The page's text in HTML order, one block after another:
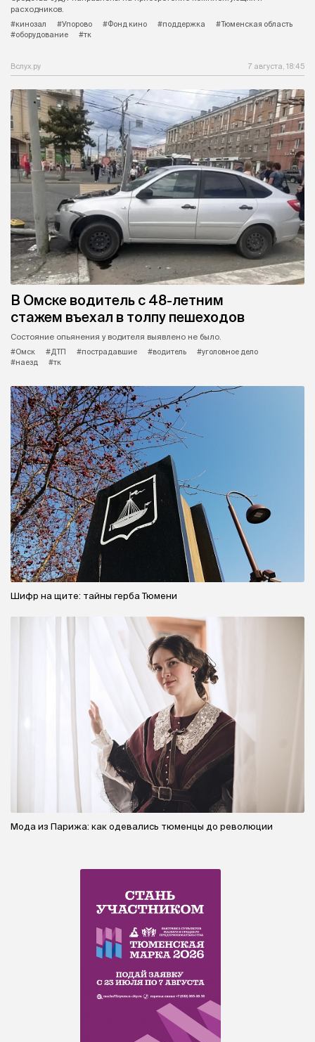
расходников.
#кинозал
#Упорово #Фонд кино #поддержка
#Тюменская область
#оборудование
#тк
Вслух.ру 7 августа, 18:45
В Омске водитель с 48-летним
стажем въехал в толпу пешеходов
Состояние опьянения у водителя выявлено не было.
#Омск
#ДТП #пострадавшие #водитель
#уголовное дело
#наезд
#тк
Шифр на щите: тайны герба Тюмени
Мода из Парижа: как одевались тюменцы до революции